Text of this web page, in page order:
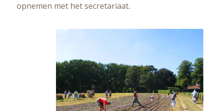
opnemen met het secretariaat.